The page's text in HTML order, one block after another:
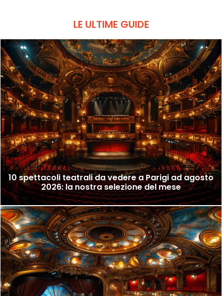
LE ULTIME GUIDE
10 spettacoli teatrali da vedere a Parigi ad agosto
2026: la nostra selezione del mese